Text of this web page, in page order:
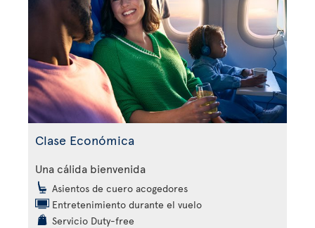
Clase Económica
Una cálida bienvenida
Asientos de cuero acogedores
Entretenimiento durante el vuelo
Servicio Duty-free